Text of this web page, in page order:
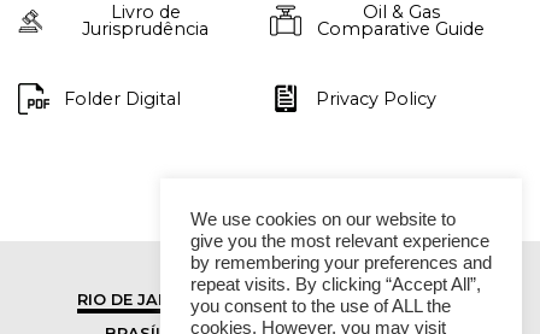
Livro de
Jurisprudência
Oil & Gas
Comparative Guide
Folder Digital Privacy Policy
RIO DE JANEIRO
SÃO PAULO
We use cookies on our website to
give you the most relevant experience
by remembering your preferences and
repeat visits. By clicking “Accept All”,
you consent to the use of ALL the
cookies. However, you may visit